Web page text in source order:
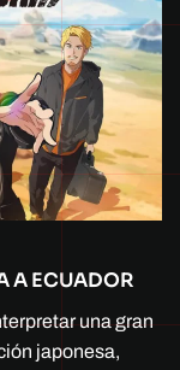
A ECUADOR
una gran
japonesa,